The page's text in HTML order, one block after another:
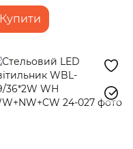
Купити